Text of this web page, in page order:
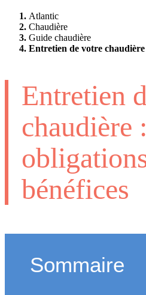
Atlantic
Chaudière
Guide chaudière
Entretien de votre
Entretien
chaudière :
bénéfices
Sommaire